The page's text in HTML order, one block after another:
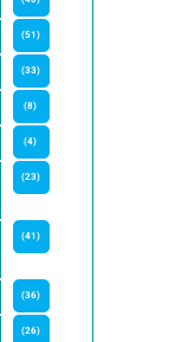
(51)
(33)
(8)
(4)
(23)
(41)
(36)
(26)